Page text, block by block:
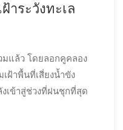
าระวังทะเล
มแล้ว โดยลอกคูคลอง
ฝ้าพื้นที่เสี่ยงน้ำขัง
งเข้าสู่ช่วงที่ฝนชุกที่สุด